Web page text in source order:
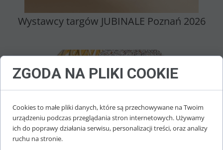
Wystawcy targów JUBINALE Poznań 2026
ZGODA NA PLIKI COOKIE
Cookies to małe pliki danych, które są przechowywane na Twoim
urządzeniu podczas przeglądania stron internetowych. Używamy
ich do poprawy działania serwisu, personalizacji treści, oraz analizy
ruchu na stronie.